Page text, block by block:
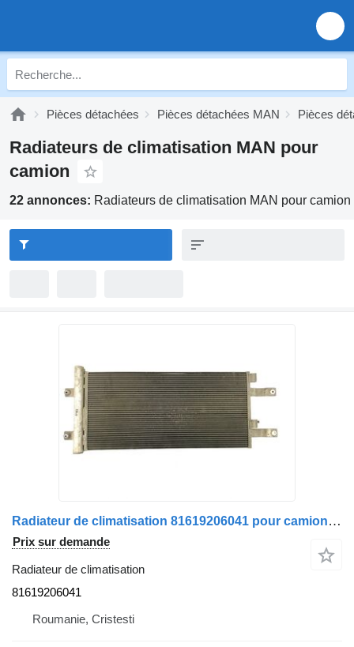
Pièces détachées Pièces détachées MAN Pièces
Radiateurs de climatisation MAN pour
camion
22 annonces: Radiateurs de climatisation MAN pour camion
Radiateur de climatisation 81619206041 pour camion MAN
Prix sur demande
Radiateur de climatisation
81619206041
Roumanie, Cristesti